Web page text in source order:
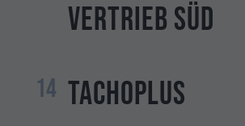
Vertrieb Süd
14 TachoPlus